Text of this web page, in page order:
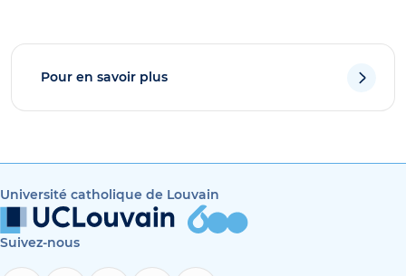
Pour en savoir plus
Université catholique de Louvain
Suivez-nous